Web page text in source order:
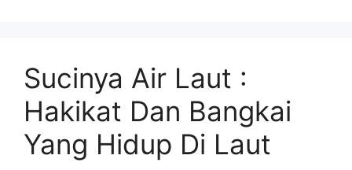
Sucinya Air Laut :
Hakikat Dan Bangkai
Yang Hidup Di Laut